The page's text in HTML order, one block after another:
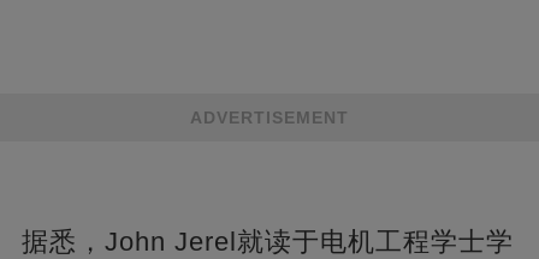
ADVERTISEMENT
据悉，John Jerel就读于电机工程学士学